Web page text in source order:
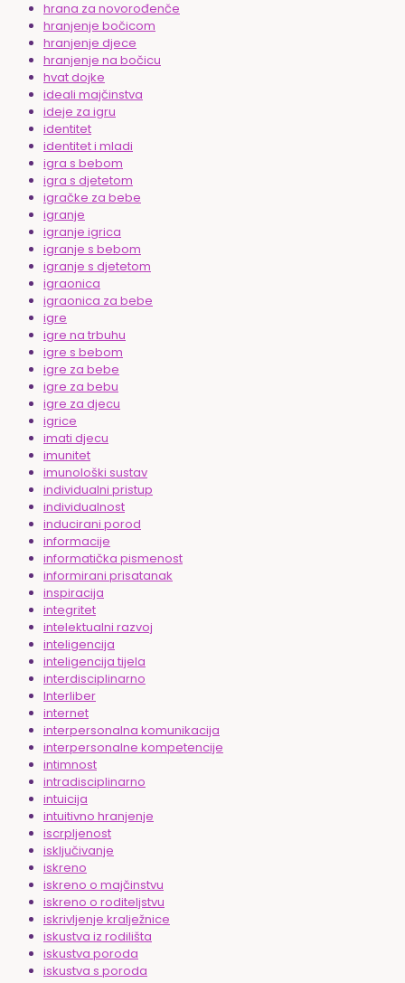
hrana za novorođenče
hranjenje bočicom
hranjenje djece
hranjenje na bočicu
hvat dojke
ideali majčinstva
ideje za igru
identitet
identitet i mladi
igra s bebom
igra s djetetom
igračke za bebe
igranje
igranje igrica
igranje s bebom
igranje s djetetom
igraonica
igraonica za bebe
igre
igre na trbuhu
igre s bebom
igre za bebe
igre za bebu
igre za djecu
igrice
imati djecu
imunitet
imunološki sustav
individualni pristup
individualnost
inducirani porod
informacije
informatička pismenost
informirani prisatanak
inspiracija
integritet
intelektualni razvoj
inteligencija
inteligencija tijela
interdisciplinarno
Interliber
internet
interpersonalna komunikacija
interpersonalne kompetencije
intimnost
intradisciplinarno
intuicija
intuitivno hranjenje
iscrpljenost
isključivanje
iskreno
iskreno o majčinstvu
iskreno o roditeljstvu
iskrivljenje kralježnice
iskustva iz rodilišta
iskustva poroda
iskustva s poroda